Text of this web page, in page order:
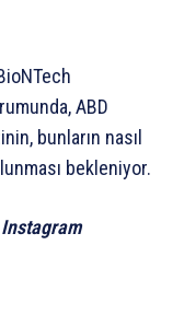
ABD
bunların nasıl
bekleniyor.